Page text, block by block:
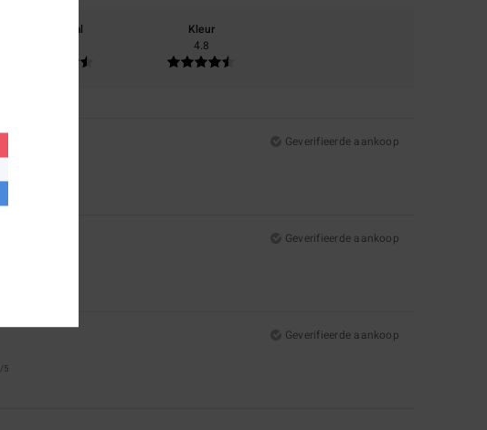
Materiaal
Kleur
4.8
Geverifieerde aankoop
Geverifieerde aankoop
Geverifieerde aankoop
/5